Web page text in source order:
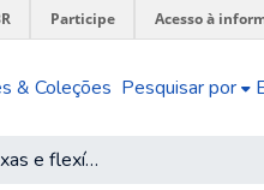
Participe Acesso à
& Coleções Pesquisar por
Taxas cambiais fixas e flexíveis e a oferta de alimentos